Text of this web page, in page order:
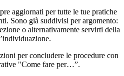
aggiornati per tutte le tue pratiche
Sono già suddivisi per argomento:
o alternativamente servirti della
per concludere le procedure con
"Come fare per…”.